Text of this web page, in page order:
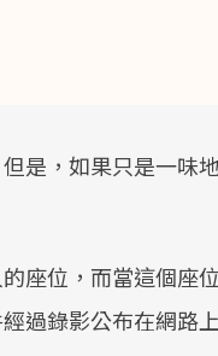
是，如果只是一味
座位，而當這個座
過錄影公布在網路